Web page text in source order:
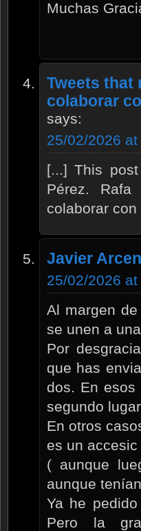
Muchas
Tweets that
colaborar
says:
25/02/2026 at
[...] This
Pérez. Rafa
colaborar
Javier
25/02/2026 at
Al margen
se unen a
Por
que has
dos. En
segundo
En otros
es un
( aunque
aunque
Ya he
Pero la